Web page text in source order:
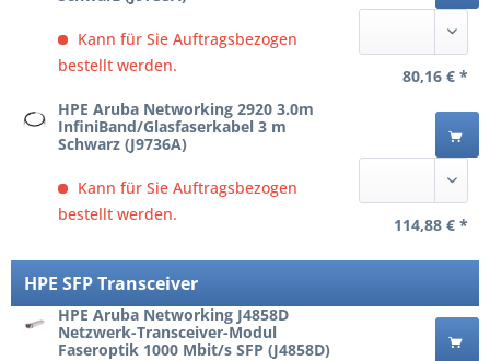
Kann für Sie Auftragsbezogen
bestellt werden.
80,16 € *
HPE Aruba Networking 2920 3.0m
InfiniBand/Glasfaserkabel 3 m
Schwarz (J9736A)
Kann für Sie Auftragsbezogen
bestellt werden.
114,88 € *
HPE SFP Transceiver
HPE Aruba Networking J4858D
Netzwerk-Transceiver-Modul
Faseroptik 1000 Mbit/s SFP (J4858D)